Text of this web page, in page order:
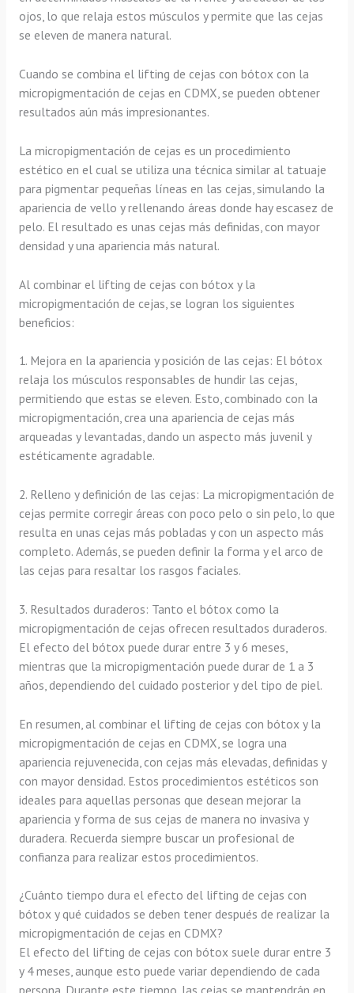
ojos, lo que relaja estos músculos y permite que las cejas
se eleven de manera natural.
Cuando se combina el lifting de cejas con bótox con la
micropigmentación de cejas en CDMX, se pueden obtener
resultados aún más impresionantes.
La micropigmentación de cejas es un procedimiento
estético en el cual se utiliza una técnica similar al tatuaje
para pigmentar pequeñas líneas en las cejas, simulando la
apariencia de vello y rellenando áreas donde hay escasez de
pelo. El resultado es unas cejas más definidas, con mayor
densidad y una apariencia más natural.
Al combinar el lifting de cejas con bótox y la
micropigmentación de cejas, se logran los siguientes
beneficios:
1. Mejora en la apariencia y posición de las cejas: El bótox
relaja los músculos responsables de hundir las cejas,
permitiendo que estas se eleven. Esto, combinado con la
micropigmentación, crea una apariencia de cejas más
arqueadas y levantadas, dando un aspecto más juvenil y
estéticamente agradable.
2. Relleno y definición de las cejas: La micropigmentación de
cejas permite corregir áreas con poco pelo o sin pelo, lo que
resulta en unas cejas más pobladas y con un aspecto más
completo. Además, se pueden definir la forma y el arco de
las cejas para resaltar los rasgos faciales.
3. Resultados duraderos: Tanto el bótox como la
micropigmentación de cejas ofrecen resultados duraderos.
El efecto del bótox puede durar entre 3 y 6 meses,
mientras que la micropigmentación puede durar de 1 a 3
años, dependiendo del cuidado posterior y del tipo de piel.
En resumen, al combinar el lifting de cejas con bótox y la
micropigmentación de cejas en CDMX, se logra una
apariencia rejuvenecida, con cejas más elevadas, definidas y
con mayor densidad. Estos procedimientos estéticos son
ideales para aquellas personas que desean mejorar la
apariencia y forma de sus cejas de manera no invasiva y
duradera. Recuerda siempre buscar un profesional de
confianza para realizar estos procedimientos.
¿Cuánto tiempo dura el efecto del lifting de cejas con
bótox y qué cuidados se deben tener después de realizar la
micropigmentación de cejas en CDMX?
El efecto del lifting de cejas con bótox suele durar entre 3
y 4 meses, aunque esto puede variar dependiendo de cada